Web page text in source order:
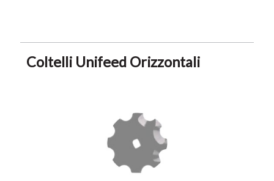
Coltelli Unifeed Orizzontali